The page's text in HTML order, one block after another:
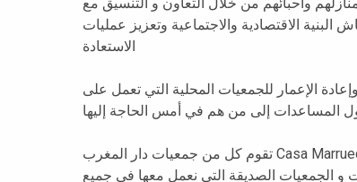
الاقتصادية والاجتماعية وتعزيز عمليات
الاستعادة
الإعمار للجمعيات المحلية التي تعمل على
تقوم كل من جمعيات دار المغرب Casa Marruecos وCES Africa وJovesólides بتوجيه نداء تضامني إلى
و الجمعيات الصديقة التي نعمل معها في جميع